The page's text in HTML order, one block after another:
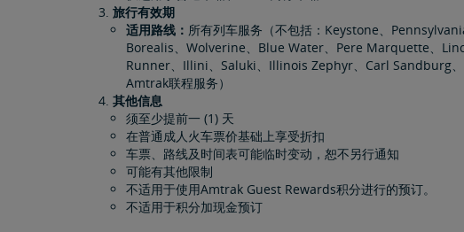
旅行有效期
适用路线： 所有列车服务（不包括：Keystone、
Borealis、Wolverine、Blue Water、Pere Marquette、
Runner、Illini、Saluki、Illinois Zephyr、Carl Sandburg
Amtrak联程服务）
其他信息
须至少提前一 (1) 天
在普通成人火车票价基础上享受折扣
车票、路线及时间表可能临时变动，恕不另行通知
可能有其他限制
不适用于使用Amtrak Guest Rewards积分进行的预订。
不适用于积分加现金预订